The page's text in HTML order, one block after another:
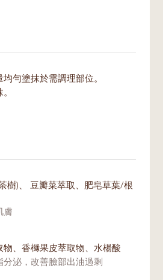
勻塗抹於需調理部位。
樹)、 豆瓣菜萃取、肥皂草葉/根
膚
物、香櫞果皮萃取物、水楊酸
分泌，改善臉部出油過剩